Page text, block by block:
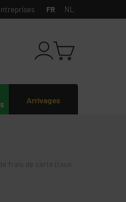
FR NL
Arrivages
frais de carte (taux